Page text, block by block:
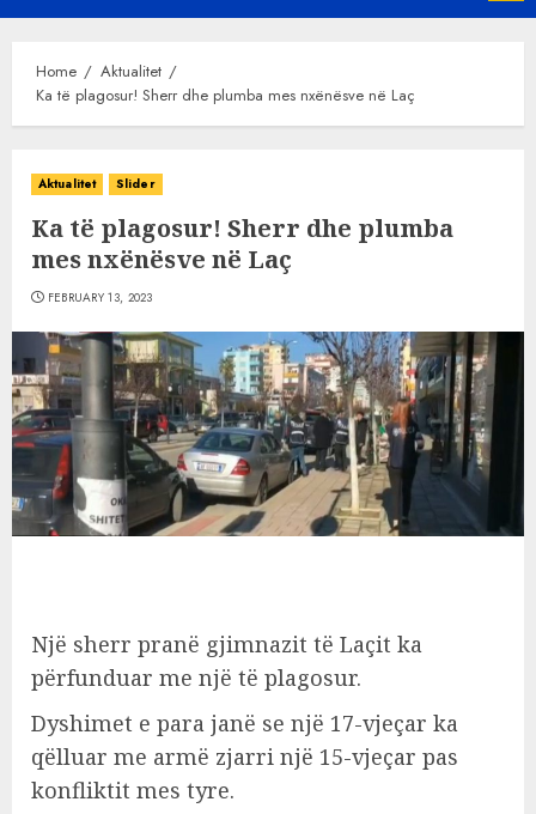
Menu
Home
Aktualitet
Ka të plagosur! Sherr dhe plumba mes nxënësve në Laç
Aktualitet Slider
Ka të plagosur! Sherr dhe plumba
mes nxënësve në Laç
FEBRUARY 13, 2023
Një sherr pranë gjimnazit të Laçit ka
përfunduar me një të plagosur.
Dyshimet e para janë se një 17-vjeçar ka
qëlluar me armë zjarri një 15-vjeçar pas
konfliktit mes tyre.